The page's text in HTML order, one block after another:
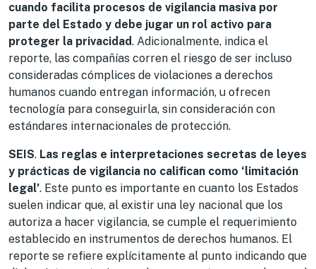
cuando facilita procesos de vigilancia masiva por
parte del Estado y debe jugar un rol activo para
proteger la privacidad. Adicionalmente, indica el
reporte, las compañías corren el riesgo de ser incluso
consideradas cómplices de violaciones a derechos
humanos cuando entregan información, u ofrecen
tecnología para conseguirla, sin consideración con
estándares internacionales de protección.
SEIS. Las reglas e interpretaciones secretas de leyes
y prácticas de vigilancia no califican como ‘limitación
legal’. Este punto es importante en cuanto los Estados
suelen indicar que, al existir una ley nacional que los
autoriza a hacer vigilancia, se cumple el requerimiento
establecido en instrumentos de derechos humanos. El
reporte se refiere explícitamente al punto indicando que